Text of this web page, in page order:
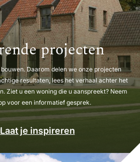
projecten
Daarom delen we onze projecten
resultaten, lees het verhaal achter het
Ziet u een woning die u aanspreekt? Neem
voor een informatief gesprek.
Laat je inspireren